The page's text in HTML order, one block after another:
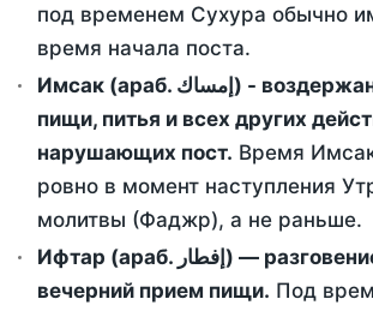
под временем Сухура обычно
время начала поста.
Имсак (араб. إمساك) - воздержание от приема
пищи, питья и всех других
нарушающих пост. Время
ровно в момент наступления
молитвы (Фаджр), а не раньше.
Ифтар (араб. إفطار) — разговение - это
вечерний прием пищи. Под